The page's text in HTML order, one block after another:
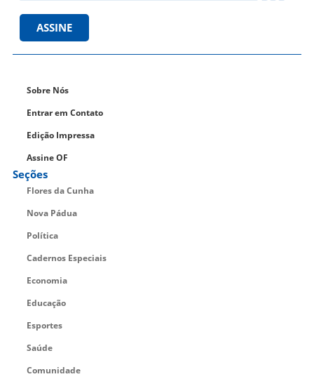
ASSINE
Sobre Nós
Entrar em Contato
Edição Impressa
Assine OF
Seções
Flores da Cunha
Nova Pádua
Política
Cadernos Especiais
Economia
Educação
Esportes
Saúde
Comunidade